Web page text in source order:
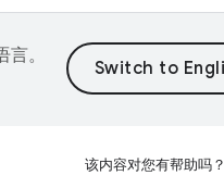
。
该内容对您有帮助吗？